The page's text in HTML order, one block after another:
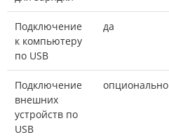
Подключение
к компьютеру
по USB
да
Подключение
внешних
устройств по
USB
опционально